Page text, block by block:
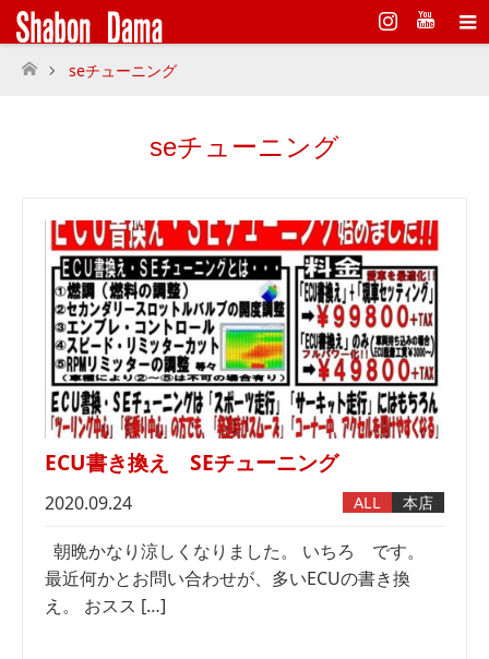
Instagram
ホーム
seチューニング
seチューニング
ECU書き換え SEチューニング
2020.09.24 ALL 本店
朝晩かなり涼しくなりました。 いちろ です。
最近何かとお問い合わせが、多いECUの書き換
え。 おスス […]